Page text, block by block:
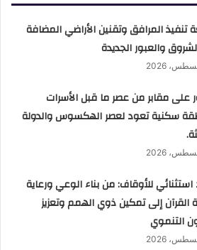
تنفيذ المرافق وتقنين الأراضي المضافة
والعبور الجديدة
على مقابر من عصر ما قبل الأسرات
سكنية تعود لعصر الهكسوس والدولة
للأوقاف: من بناء الوعي ورعاية
إلى تمكين ذوي الهمم وتعزيز
التنموي